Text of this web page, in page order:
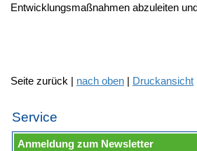
Entwicklungsmaßnahmen abzuleiten
Seite zurück | nach oben | Druckansicht
Service
Anmeldung zum Newsletter